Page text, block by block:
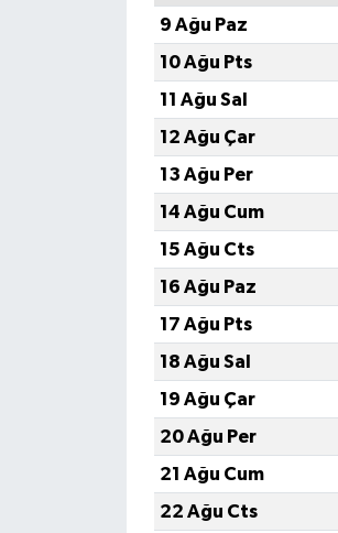
9 Ağu Paz
10 Ağu Pts
11 Ağu Sal
12 Ağu Çar
13 Ağu Per
14 Ağu Cum
15 Ağu Cts
16 Ağu Paz
17 Ağu Pts
18 Ağu Sal
19 Ağu Çar
20 Ağu Per
21 Ağu Cum
22 Ağu Cts